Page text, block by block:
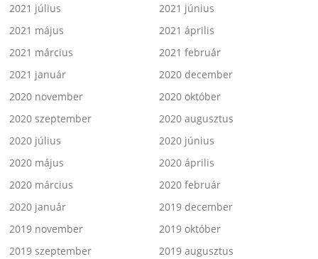
2021 július
2021 június
2021 május
2021 április
2021 március
2021 február
2021 január
2020 december
2020 november
2020 október
2020 szeptember
2020 augusztus
2020 július
2020 június
2020 május
2020 április
2020 március
2020 február
2020 január
2019 december
2019 november
2019 október
2019 szeptember
2019 augusztus